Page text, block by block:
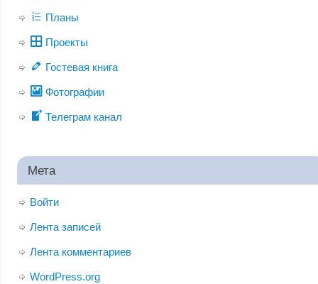
Планы
Проекты
Гостевая книга
Фотографии
Телеграм канал
Мета
Войти
Лента записей
Лента комментариев
WordPress.org